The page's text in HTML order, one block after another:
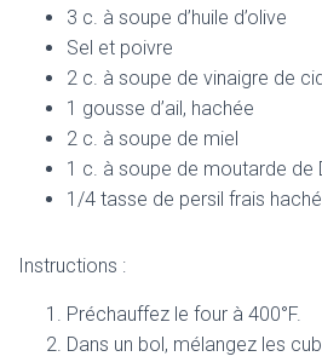
3 c. à soupe d’huile d’olive
Sel et poivre
2 c. à soupe de vinaigre de
1 gousse d’ail, hachée
2 c. à soupe de miel
1 c. à soupe de moutarde de
1/4 tasse de persil frais haché
Instructions :
Préchauffez le four à 400°F.
Dans un bol, mélangez les